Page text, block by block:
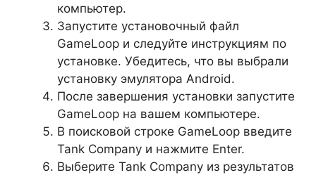
компьютер.
Запустите установочный файл
GameLoop и следуйте инструкциям по
установке. Убедитесь, что вы выбрали
установку эмулятора Android.
После завершения установки запустите
GameLoop на вашем компьютере.
В поисковой строке GameLoop введите
Tank Company и нажмите Enter.
Выберите Tank Company из результатов